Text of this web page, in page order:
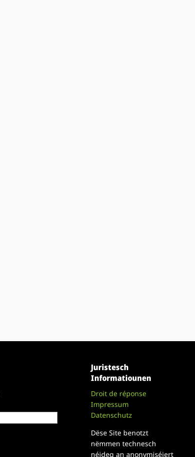
Juristesch
Informatiounen
Droit de réponse
Impressum
Datenschutz
Dëse Site benotzt
nëmmen technesch
néideg an anonymiséiert